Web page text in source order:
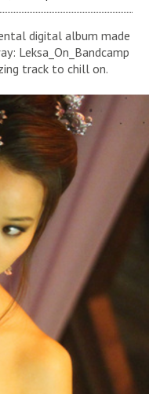
digital album made
Leksa_On_Bandcamp
track to chill on.